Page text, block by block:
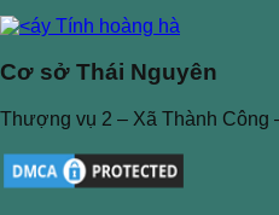
Cơ sở Thái Nguyên
Thượng vụ 2 – Xã Thành Công